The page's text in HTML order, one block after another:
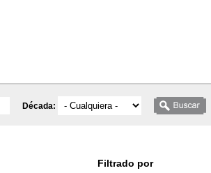
Década:
Filtrado por